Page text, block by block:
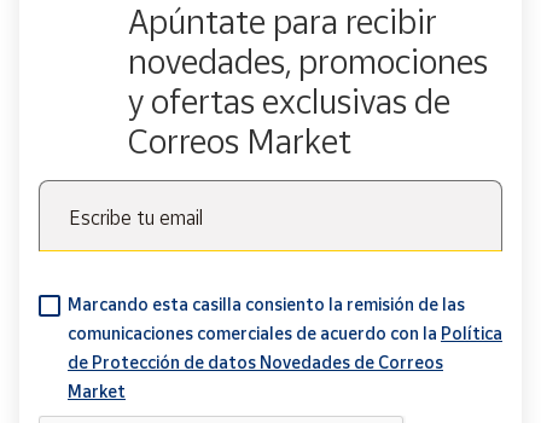
Apúntate para recibir
novedades, promociones
y ofertas exclusivas de
Correos Market
Escribe tu email
Marcando esta casilla consiento la remisión de las
comunicaciones comerciales de acuerdo con la Política
de Protección de datos Novedades de Correos
Market